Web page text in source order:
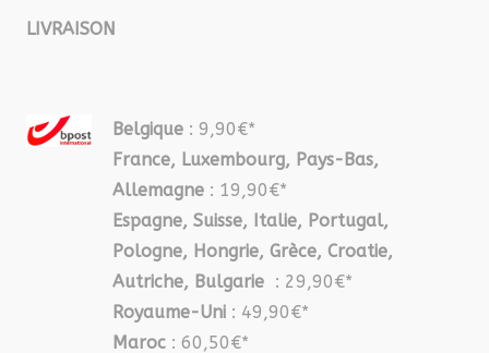
LIVRAISON
Belgique : 9,90€*
France, Luxembourg, Pays-Bas,
Allemagne : 19,90€*
Espagne, Suisse, Italie, Portugal,
Pologne, Hongrie, Grèce, Croatie,
Autriche, Bulgarie : 29,90€*
Royaume-Uni : 49,90€*
Maroc : 60,50€*